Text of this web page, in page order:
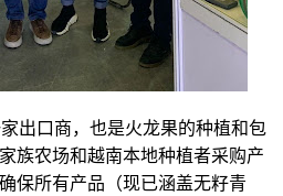
出口商，也是火龙果的种植和包
族农场和越南本地种植者采购产
保所有产品（现已涵盖无籽青